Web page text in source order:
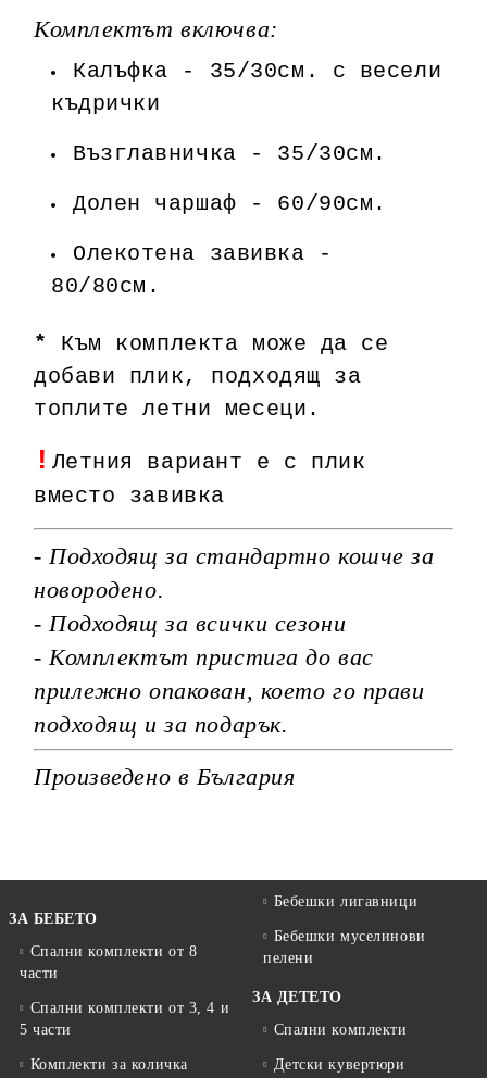
Комплектът включва:
Калъфка - 35/30см. с весели
къдрички
Възглавничка - 35/30см.
Долен чаршаф - 60/90см.
Олекотена завивка -
80/80см.
*
Към комплекта може да се
добави плик, подходящ за
топлите летни месеци.
! Летния вариант е с плик
вместо завивка
- Подходящ за стандартно кошче за
новородено.
- Подходящ за всички сезони
- Комплектът пристига до вас
прилежно опакован, което го прави
подходящ и за подарък.
Произведено в България
ЗА БЕБЕТО
Спални комплекти от 8
части
Спални комплекти от 3, 4 и
5 части
Комплекти за количка
Бебешки лигавници
Бебешки муселинови
пелени
ЗА ДЕТЕТО
Спални комплекти
Детски кувертюри